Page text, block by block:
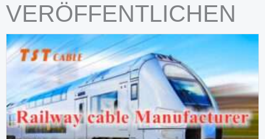
VERÖFFENTLICHEN